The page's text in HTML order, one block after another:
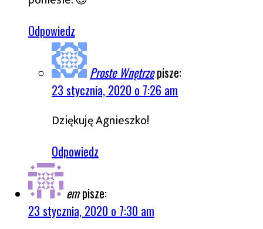
Odpowiedz
Proste Wnętrze pisze:
23 stycznia, 2020 o 7:26 am
Dziękuję Agnieszko!
Odpowiedz
em pisze:
23 stycznia, 2020 o 7:30 am